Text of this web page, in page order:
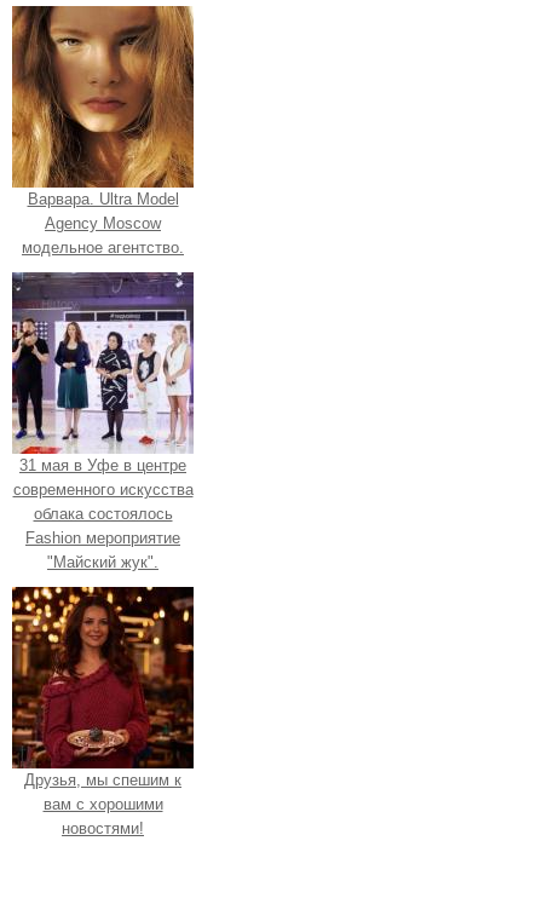
Варвара. Ultra Model
Agency Moscow
модельное агентство.
31 мая в Уфе в центре
современного искусства
облака состоялось
Fashion мероприятие
"Майский жук".
Друзья, мы спешим к
вам с хорошими
новостями!